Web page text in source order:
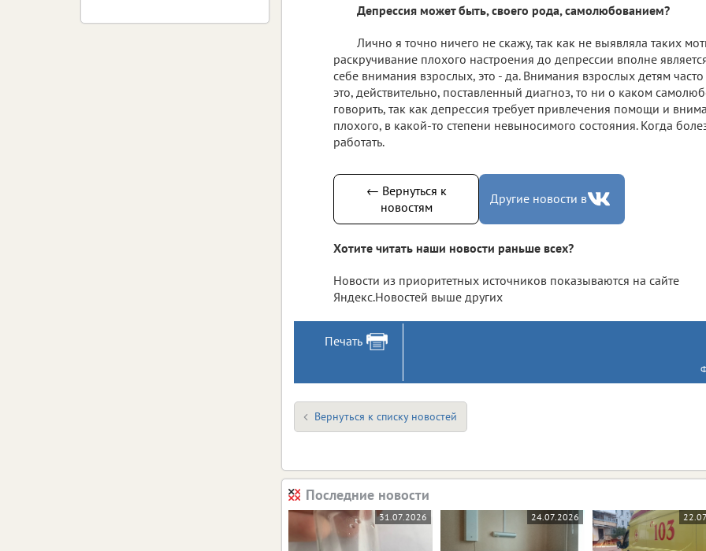
Депрессия может быть, своего рода, самолюбованием?
Лично я точно ничего не скажу, так как не выявляла таких
раскручивание плохого настроения до депрессии вполне
себе внимания взрослых, это - да. Внимания взрослых детям
это, действительно, поставленный диагноз, то ни о каком
говорить, так как депрессия требует привлечения помощи и
плохого, в какой-то степени невыносимого состояния. Когда
работать.
← Вернуться к
новостям
Другие новости в
Хотите читать наши новости раньше всех?
Новости из приоритетных источников показываются на сайте
Яндекс.Новостей выше других
Печать
Вернуться к списку новостей
Последние новости
31.07.2026 24.07.2026